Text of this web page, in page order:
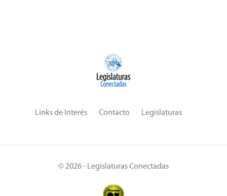
Links de Interés Contacto Legislaturas
© 2026 - Legislaturas Conectadas